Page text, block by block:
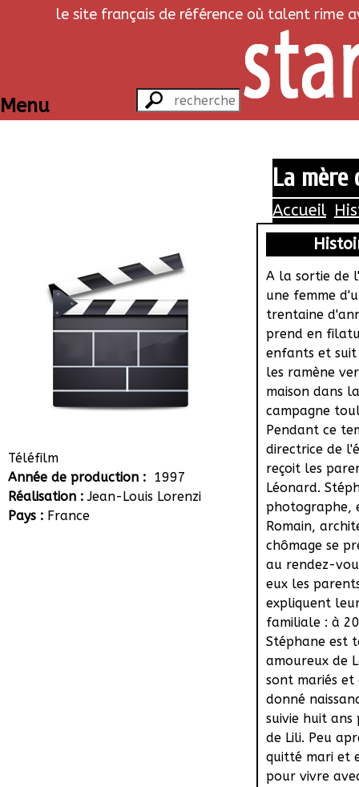
le site français de référence où talent rime
Menu
Téléfilm
Année de production : 1997
Réalisation :Jean-Louis Lorenzi
Pays : France
La mère
Accueil
A la sortie de
une femme
trentaine
prend en
enfants et
les ramène
maison dans la
campagne
Pendant ce
directrice de
reçoit les
Léonard.
photographe,
Romain,
chômage se
au rendez-
eux les
expliquent
familiale : à
Stéphane est
amoureux de
sont mariés et
donné
suivie huit
de Lili. Peu
quitté mari et
pour vivre